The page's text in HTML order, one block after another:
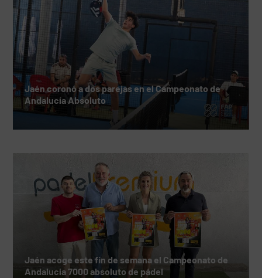
Jaén coronó a dos parejas en el Campeonato de
Andalucía Absoluto
Jaén acoge este fin de semana el Campeonato de
Andalucía 7000 absoluto de pádel